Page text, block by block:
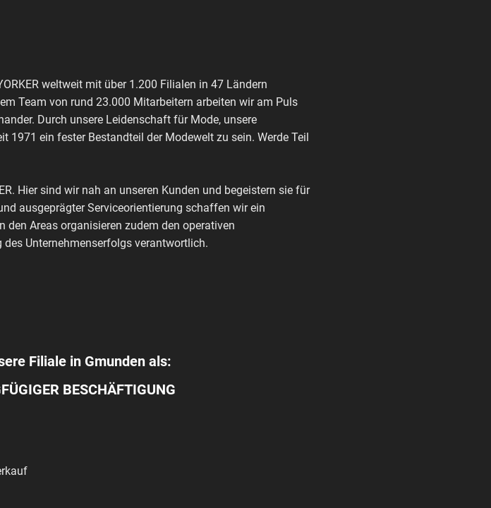
weltweit mit über 1.200 Filialen in 47 Ländern
Team von rund 23.000 Mitarbeitern arbeiten wir am Puls
Durch unsere Leidenschaft für Mode, unsere
ein fester Bestandteil der Modewelt zu sein. Werde Teil
Hier sind wir nah an unseren Kunden und begeistern sie für
ausgeprägter Serviceorientierung schaffen wir ein
den Areas organisieren zudem den operativen
Unternehmenserfolgs verantwortlich.
Filiale in Gmunden als:
BESCHÄFTIGUNG